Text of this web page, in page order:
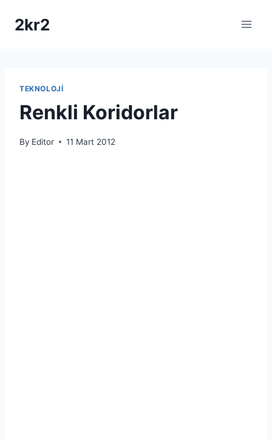
2kr2
TEKNOLOJI
Renkli Koridorlar
By Editor 11 Mart 2012